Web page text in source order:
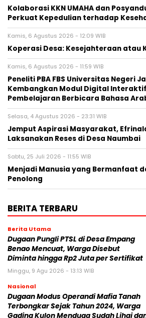
Kolaborasi KKN UMAHA dan
Perkuat Kepedulian terhadap
Kamis, 6 Agustus 2026 - 12:09 WIB
Koperasi Desa: Kesejahteraan atau
Kamis, 6 Agustus 2026 - 11:59 WIB
Peneliti PBA FBS Universitas Negeri
Kembangkan Modul Digital
Pembelajaran Berbicara Bahasa
Selasa, 4 Agustus 2026 - 23:31 WIB
Jemput Aspirasi Masyarakat,
Laksanakan Reses di Desa Naumbai
Sabtu, 25 Juli 2026 - 11:55 WIB
Menjadi Manusia yang Bermanfaat
Penolong
BERITA TERBARU
Berita Utama
Dugaan Pungli PTSL di Desa Empang
Benao Mencuat, Warga Disebut
Diminta hingga Rp2 Juta per Sertifikat
Minggu, 9 Agu 2026 - 13:13 WIB
Nasional
Dugaan Modus Operandi Mafia Tanah
Terbongkar Sejak Tahun 2024, Warga
Gading Kulon Menduga Sudah Lihai